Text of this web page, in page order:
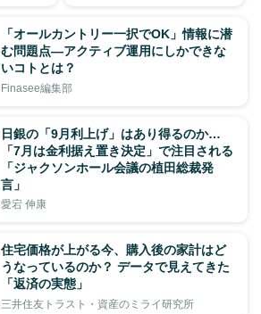
「オールカントリー一択でOK」情報に潜
む問題点―アクティブ運用にしかできな
いコトとは？
Finasee編集部
日銀の「9月利上げ」はあり得るのか…
「7月は金利据え置き決定」で注目される
「ジャクソンホール会議の植田総裁発
言」
愛宕 伸康
住宅価格が上がる今、購入後の家計はど
うなっているのか？ データで見えてきた
「返済の実態」
三井住友トラスト・資産のミライ研究所